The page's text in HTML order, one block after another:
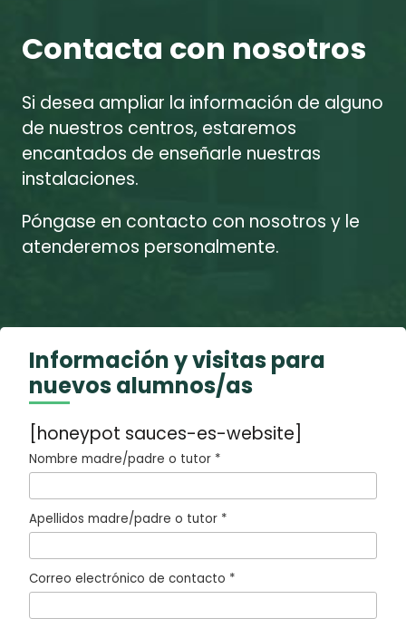
Contacta con nosotros
Si desea ampliar la información de alguno
de nuestros centros, estaremos
encantados de enseñarle nuestras
instalaciones.
Póngase en contacto con nosotros y le
atenderemos personalmente.
Información y visitas para
nuevos alumnos/as
[honeypot sauces-es-website]
Nombre madre/padre o tutor *
Apellidos madre/padre o tutor *
Correo electrónico de contacto *